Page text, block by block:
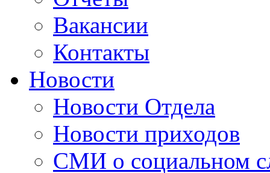
Вакансии
Контакты
Новости
Новости Отдела
Новости приходов
СМИ о социальном